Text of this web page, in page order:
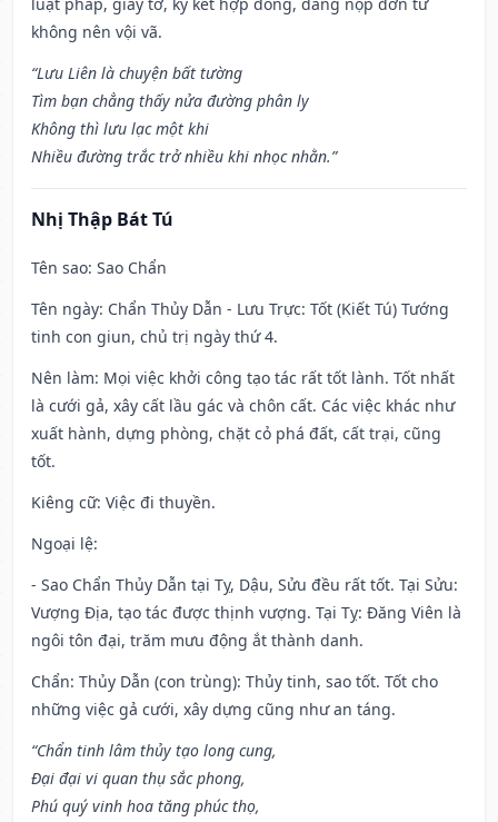
không nên vội vã.
“Lưu Liên là chuyện bất tường
Tìm bạn chẳng thấy nửa đường phân ly
Không thì lưu lạc một khi
Nhiều đường trắc trở nhiều khi nhọc nhằn.”
Nhị Thập Bát Tú
Tên sao: Sao Chẩn
Tên ngày: Chẩn Thủy Dẫn - Lưu Trực: Tốt (Kiết Tú) Tướng
tinh con giun, chủ trị ngày thứ 4.
Nên làm: Mọi việc khởi công tạo tác rất tốt lành. Tốt nhất
là cưới gả, xây cất lầu gác và chôn cất. Các việc khác như
xuất hành, dựng phòng, chặt cỏ phá đất, cất trại, cũng
tốt.
Kiêng cữ: Việc đi thuyền.
Ngoại lệ:
- Sao Chẩn Thủy Dẫn tại Tỵ, Dậu, Sửu đều rất tốt. Tại Sửu:
Vượng Địa, tạo tác được thịnh vượng. Tại Tỵ: Đăng Viên là
ngôi tôn đại, trăm mưu động ắt thành danh.
Chẩn: Thủy Dẫn (con trùng): Thủy tinh, sao tốt. Tốt cho
những việc gả cưới, xây dựng cũng như an táng.
“Chẩn tinh lâm thủy tạo long cung,
Đại đại vi quan thụ sắc phong,
Phú quý vinh hoa tăng phúc thọ,